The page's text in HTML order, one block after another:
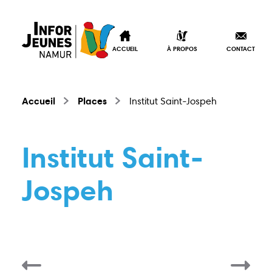
ACCUEIL À PROPOS CONTACT
Accueil Places Institut Saint-Jospeh
Institut Saint-
Jospeh
Accueil